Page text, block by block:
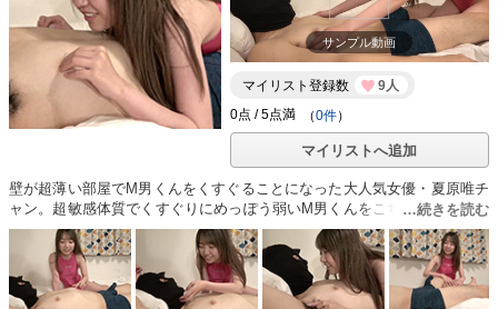
サンプル動画
マイリスト登録数
9人
（0件）
マイリストへ追加
壁が超薄い部屋でM男くんをくすぐることになった大人気女優・夏原唯チ
ャン。超敏感体質でくすぐりにめっぽう弱いM男くんをこちょこちょとい
じめ倒します。とっても喜びながらこちょこちょする唯チャンがむちゃく
ちゃカワイイので是非ご覧ください！緩急をつけながらのM男くすぐりは
達人の域。悶え苦しみ嬉しがるM男くん。エレクト間違いなしの本作！超
オススメです！是非ご覧ください！